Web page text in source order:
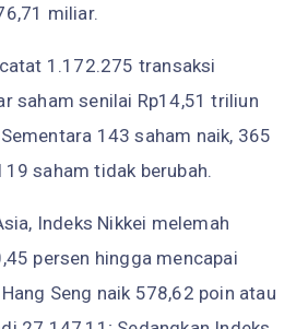
miliar.
1.172.275 transaksi
saham senilai Rp14,51 triliun
143 saham naik, 365
saham tidak berubah.
Indeks Nikkei melemah
persen hingga mencapai
Seng naik 578,62 poin atau